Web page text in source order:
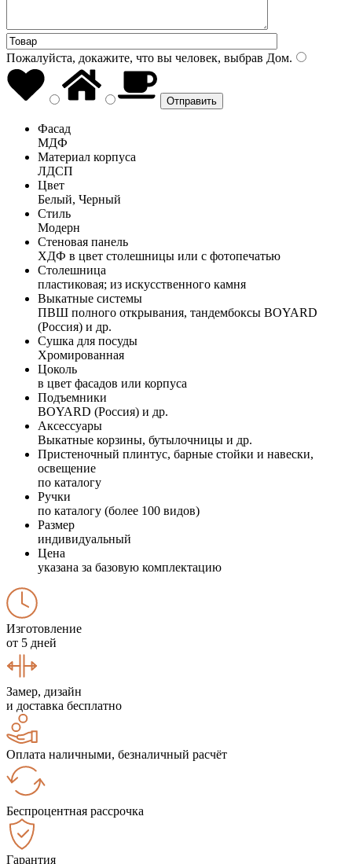
Пожалуйста, докажите, что вы человек, выбрав Дом.
Фасад
МДФ
Материал корпуса
ЛДСП
Цвет
Белый, Черный
Стиль
Модерн
Стеновая панель
ХДФ в цвет столешницы или с фотопечатью
Столешница
пластиковая; из искусственного камня
Выкатные системы
ПВШ полного открывания, тандембоксы BOYARD
(Россия) и др.
Сушка для посуды
Хромированная
Цоколь
в цвет фасадов или корпуса
Подъемники
BOYARD (Россия) и др.
Аксессуары
Выкатные корзины, бутылочницы и др.
Пристеночный плинтус, барные стойки и навески,
освещение
по каталогу
Ручки
по каталогу (более 100 видов)
Размер
индивидуальный
Цена
указана за базовую комплектацию
Изготовление
от 5 дней
Замер, дизайн
и доставка бесплатно
Оплата наличными, безналичный расчёт
Беспроцентная рассрочка
Гарантия